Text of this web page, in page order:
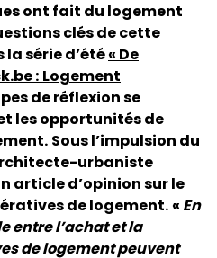
ont fait du logement
clés de cette
la série d’été« De
: Logement
de réflexion se
les opportunités de
Sous l’impulsion du
urbaniste
article d’opinion sur le
de logement. « En
entre l’achat et la
de logement peuvent